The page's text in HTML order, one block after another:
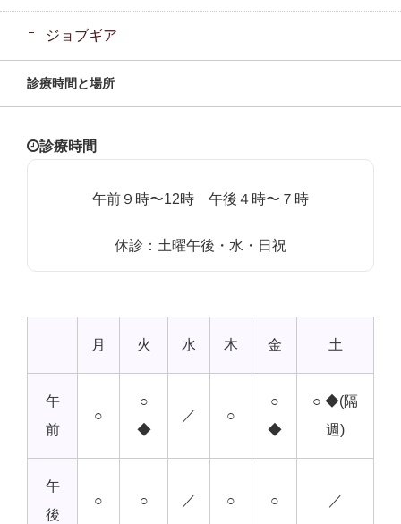
ジョブギア
診療時間と場所
診療時間
午前９時〜12時 午後４時〜７時
休診：土曜午後・水・日祝
月 火 水 木 金 土
午
前
○
○
◆
／ ○
○
◆
○ ◆(隔
週)
午
後
○ ○ ／ ○ ○ ／